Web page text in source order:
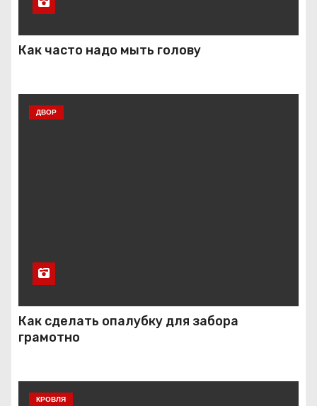
Как часто надо мыть голову
ДВОР
Как сделать опалубку для забора
грамотно
КРОВЛЯ